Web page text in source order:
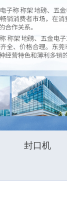
封口机